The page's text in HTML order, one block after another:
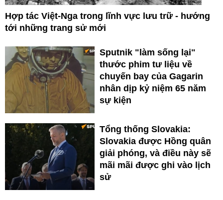
Hợp tác Việt-Nga trong lĩnh vực lưu trữ - hướng
tới những trang sử mới
Sputnik "làm sống lại"
thước phim tư liệu về
chuyến bay của Gagarin
nhân dịp kỷ niệm 65 năm
sự kiện
Tổng thống Slovakia:
Slovakia được Hồng quân
giải phóng, và điều này sẽ
mãi mãi được ghi vào lịch
sử